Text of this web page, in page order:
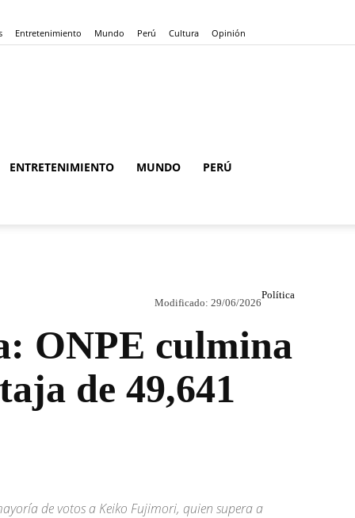
Entretenimiento Mundo Perú Cultura Opinión
ENTRETENIMIENTO MUNDO PERÚ
Política
Modificado: 29/06/2026
ONPE culmina
de 49,641
de votos a Keiko Fujimori, quien supera a